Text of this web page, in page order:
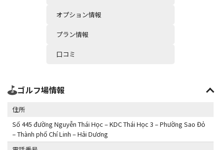
オプション情報
プラン情報
口コミ
ゴルフ場情報
住所
Số 445 đường Nguyễn Thái Học – KDC Thái Học 3 – Phường Sao Đỏ
– Thành phố Chí Linh – Hải Dương